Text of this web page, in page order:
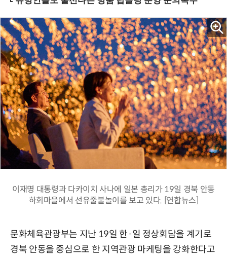
이재명 대통령과 다카이치 사나에 일본 총리가 19일 경북 안동
하회마을에서 선유줄불놀이를 보고 있다. [연합뉴스]
문화체육관광부는 지난 19일 한·일 정상회담을 계기로
경북 안동을 중심으로 한 지역관광 마케팅을 강화한다고